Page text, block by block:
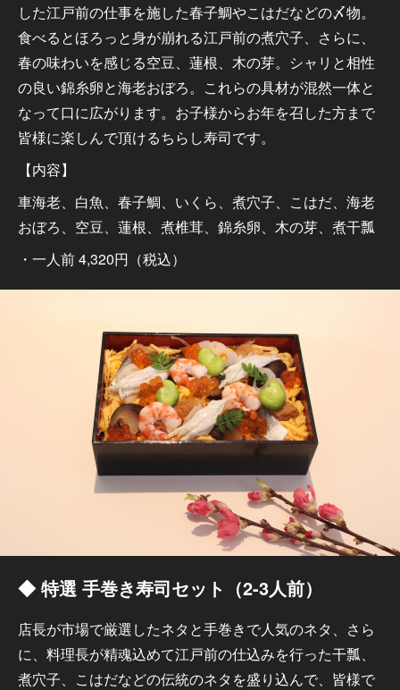
した江戸前の仕事を施した春子鯛やこはだなどの〆物。
食べるとほろっと身が崩れる江戸前の煮穴子、さらに、
春の味わいを感じる空豆、蓮根、木の芽。シャリと相性
の良い錦糸卵と海老おぼろ。これらの具材が混然一体と
なって口に広がります。お子様からお年を召した方まで
皆様に楽しんで頂けるちらし寿司です。
【内容】
車海老、白魚、春子鯛、いくら、煮穴子、こはだ、海老
おぼろ、空豆、蓮根、煮椎茸、錦糸卵、木の芽、煮干瓢
・一人前 4,320円（税込）
◆ 特選 手巻き寿司セット（2-3人前）
店長が市場で厳選したネタと手巻きで人気のネタ、さら
に、料理長が精魂込めて江戸前の仕込みを行った干瓢、
煮穴子、こはだなどの伝統のネタを盛り込んで、皆様で